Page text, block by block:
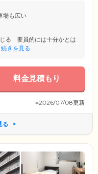
場も広い
る 要員的には十分かとは
続きを見る
料金見積もり
※2026/07/08更新
る